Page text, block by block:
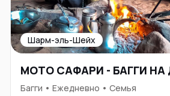
Шарм-эль-Шейх
МОТО САФАРИ - БАГГИ НА
Багги • Ежедневно • Семья